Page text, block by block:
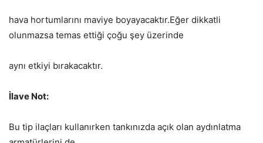
hava hortumlarını maviye boyayacaktır.Eğer dikkatli
olunmazsa temas ettiği çoğu şey üzerinde
aynı etkiyi bırakacaktır.
İlave Not:
Bu tip ilaçları kullanırken tankınızda açık olan aydınlatma